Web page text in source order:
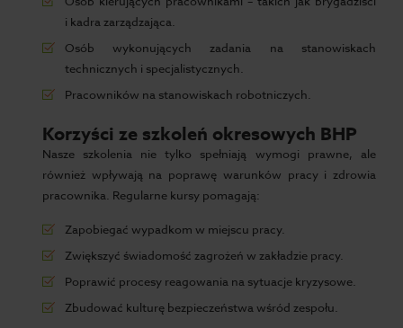
i kadra zarządzająca.
Osób wykonujących zadania na stanowiskach
technicznych i specjalistycznych.
Pracowników na stanowiskach robotniczych.
Korzyści ze szkoleń okresowych BHP
Nasze szkolenia nie tylko spełniają wymogi prawne, ale
również wpływają na poprawę warunków pracy i zdrowia
pracownika. Regularne kursy pomagają:
Zapobiegać wypadkom w miejscu pracy.
Zwiększyć świadomość zagrożeń w zakładzie pracy.
Poprawić procesy reagowania na sytuacje kryzysowe.
Zbudować kulturę bezpieczeństwa wśród zespołu.